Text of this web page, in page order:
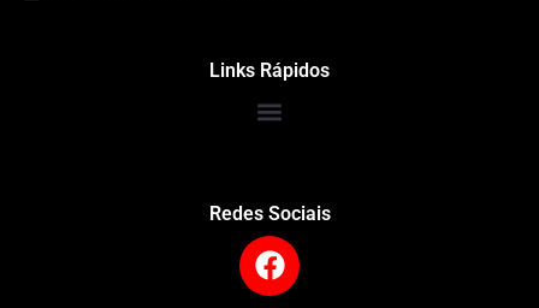
Links Rápidos
Redes Sociais